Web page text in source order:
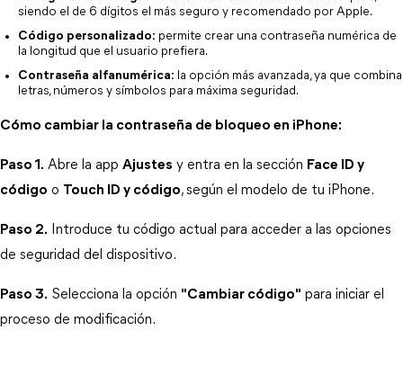
siendo el de 6 dígitos el más seguro y recomendado por Apple.
Código personalizado: permite crear una contraseña numérica de
la longitud que el usuario prefiera.
Contraseña alfanumérica: la opción más avanzada, ya que combina
letras, números y símbolos para máxima seguridad.
Cómo cambiar la contraseña de bloqueo en iPhone:
Paso 1. Abre la app Ajustes y entra en la sección Face ID y
código o Touch ID y código, según el modelo de tu iPhone.
Paso 2. Introduce tu código actual para acceder a las opciones
de seguridad del dispositivo.
Paso 3. Selecciona la opción "Cambiar código" para iniciar el
proceso de modificación.